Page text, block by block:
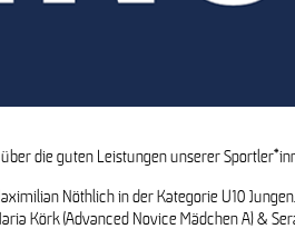
Dresden
die guten Leistungen unserer
Nöthlich in der Kategorie U10 Jungen.
Körk (Advanced Novice Mädchen A) &